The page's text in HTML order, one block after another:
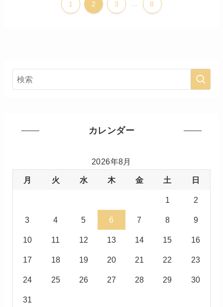
1 2 3 8
カレンダー
2026年8月
月 火 水 木 金 土 日
1 2
3 4 5 6 7 8 9
10 11 12 13 14 15 16
17 18 19 20 21 22 23
24 25 26 27 28 29 30
31